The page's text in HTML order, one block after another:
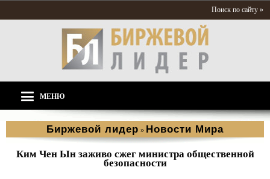
Поиск по сайту »
МЕНЮ
Биржевой лидер » Новости Мира
Ким Чен Ын заживо сжег министра общественной
безопасности